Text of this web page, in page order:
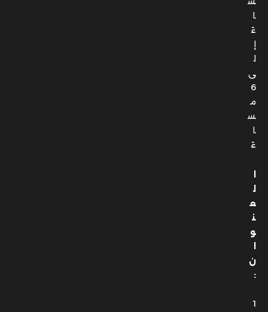
ا
ءً
إ
ل
ى
6
م
س
ا
ءً
ل
ع
ن
و
ن
:
1